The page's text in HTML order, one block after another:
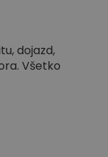
dojazd,
Všetko